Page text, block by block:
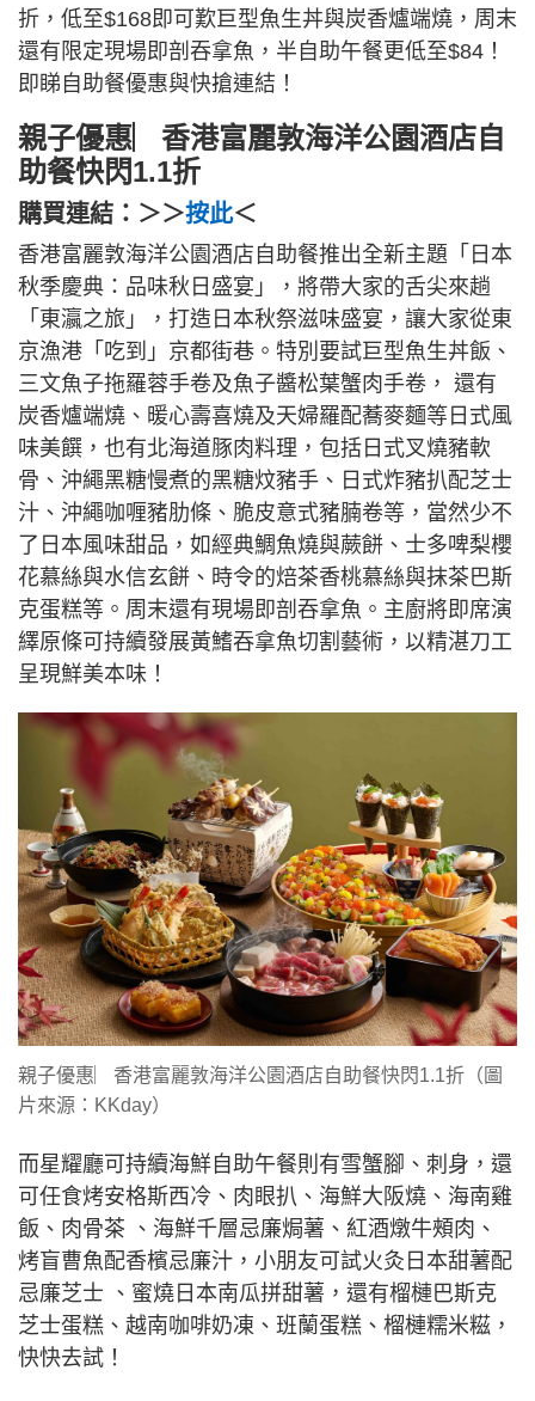
折，低至$168即可歎巨型魚生丼與炭香爐端燒，周末
還有限定現場即剖吞拿魚，半自助午餐更低至$84！
即睇自助餐優惠與快搶連結！
親子優惠︳香港富麗敦海洋公園酒店自
助餐快閃1.1折
購買連結：＞＞按此＜
香港富麗敦海洋公園酒店自助餐推出全新主題「日本
秋季慶典：品味秋日盛宴」，將帶大家的舌尖來趟
「東瀛之旅」，打造日本秋祭滋味盛宴，讓大家從東
京漁港「吃到」京都街巷。特別要試巨型魚生丼飯、
三文魚子拖羅蓉手卷及魚子醬松葉蟹肉手卷， 還有
炭香爐端燒、暖心壽喜燒及天婦羅配蕎麥麵等日式風
味美饌，也有北海道豚肉料理，包括日式叉燒豬軟
骨、沖繩黑糖慢煮的黑糖炆豬手、日式炸豬扒配芝士
汁、沖繩咖喱豬肋條、脆皮意式豬腩卷等，當然少不
了日本風味甜品，如經典鯛魚燒與蕨餅、士多啤梨櫻
花慕絲與水信玄餅、時令的焙茶香桃慕絲與抹茶巴斯
克蛋糕等。周末還有現場即剖吞拿魚。主廚將即席演
繹原條可持續發展黃鰭吞拿魚切割藝術，以精湛刀工
呈現鮮美本味！
親子優惠︳香港富麗敦海洋公園酒店自助餐快閃1.1折（圖
片來源：KKday）
而星耀廳可持續海鮮自助午餐則有雪蟹腳、刺身，還
可任食烤安格斯西冷、肉眼扒、海鮮大阪燒、海南雞
飯、肉骨茶 、海鮮千層忌廉焗薯、紅酒燉牛頰肉、
烤盲曹魚配香檳忌廉汁，小朋友可試火灸日本甜薯配
忌廉芝士 、蜜燒日本南瓜拼甜薯，還有榴槤巴斯克
芝士蛋糕、越南咖啡奶凍、班蘭蛋糕、榴槤糯米糍，
快快去試！